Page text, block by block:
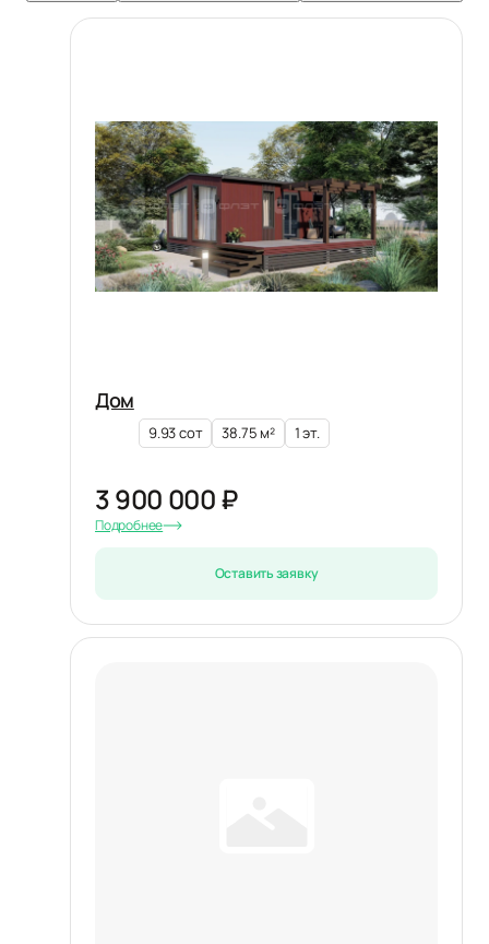
Дом
9.93 сот 38.75 м² 1 эт.
3 900 000 ₽
Подробнее
Оставить заявку